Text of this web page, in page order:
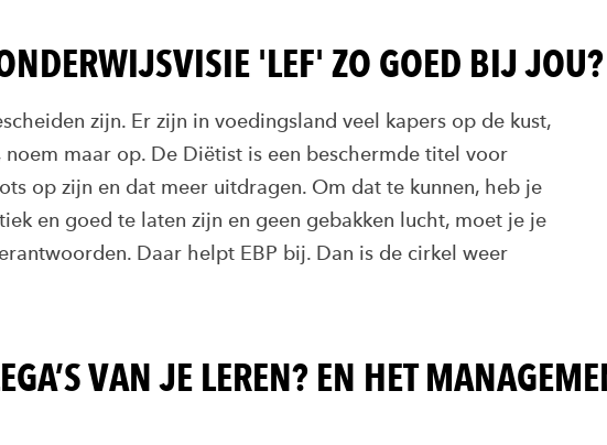
'LEF' ZO GOED BIJ JOU?
zijn. Er zijn in voedingsland veel kapers op de kust,
noem maar op. De Diëtist is een beschermde titel voor
op zijn en dat meer uitdragen. Om dat te kunnen, heb je
en goed te laten zijn en geen gebakken lucht, moet je je
Daar helpt EBP bij. Dan is de cirkel weer
VAN JE LEREN? EN HET